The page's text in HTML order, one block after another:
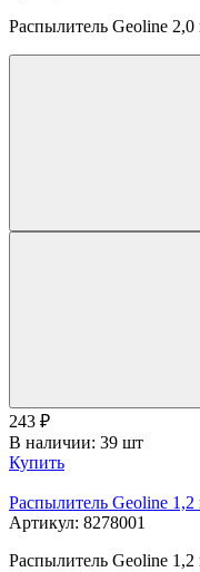
Распылитель Geoline
243 ₽
В наличии: 39 шт
Купить
Распылитель Geoline
Артикул: 8278001
Распылитель Geoline